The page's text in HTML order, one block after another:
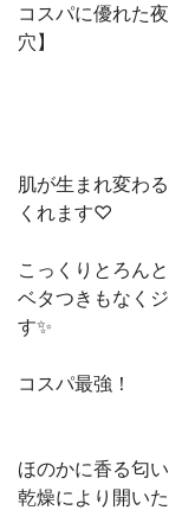
コスパに優れた
穴】
肌が生まれ変わ
くれます♡
こっくりとろん
ベタつきもなく
す✨
コスパ最強！
ほのかに香る匂
乾燥により開い